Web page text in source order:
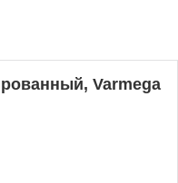
Varmega